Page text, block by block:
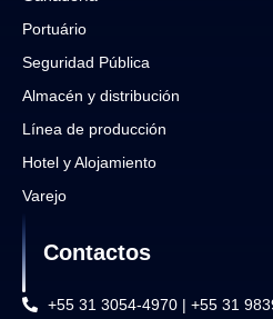
Portuário
Seguridad Pública
Almacén y distribución
Línea de producción
Hotel y Alojamiento
Varejo
Contactos
+55 31 3054-4970 | +55 31